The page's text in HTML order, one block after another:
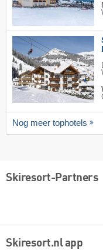
Nog meer tophotels
Skiresort-Partners
Skiresort.nl app